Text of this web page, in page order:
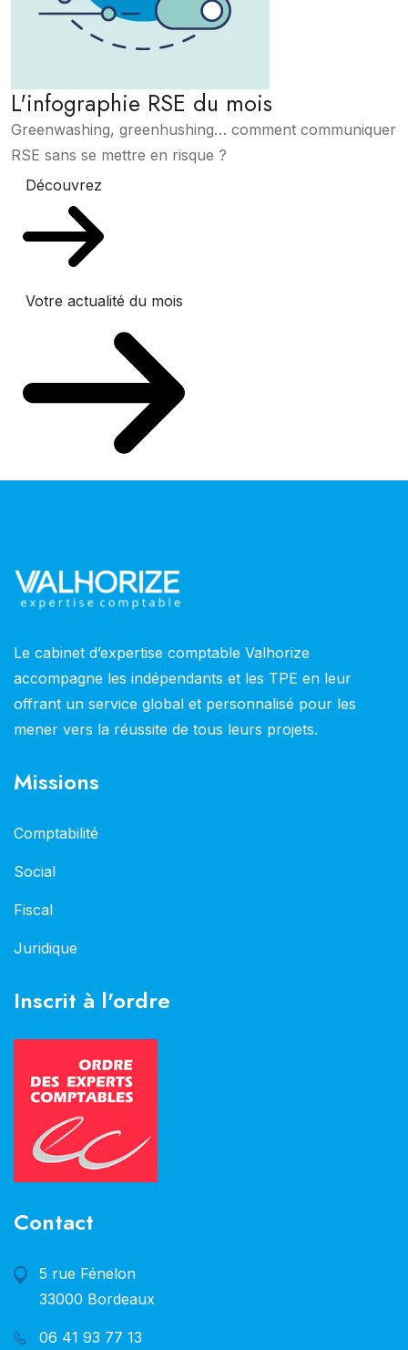
L'infographie RSE du mois
Greenwashing, greenhushing… comment communiquer
RSE sans se mettre en risque ?
Découvrez
Votre actualité du mois
Le cabinet d’expertise comptable Valhorize
accompagne les indépendants et les TPE en leur
offrant un service global et personnalisé pour les
mener vers la réussite de tous leurs projets.
Missions
Comptabilité
Social
Fiscal
Juridique
Inscrit à l'ordre
Contact
5 rue Fénelon
33000 Bordeaux
06 41 93 77 13